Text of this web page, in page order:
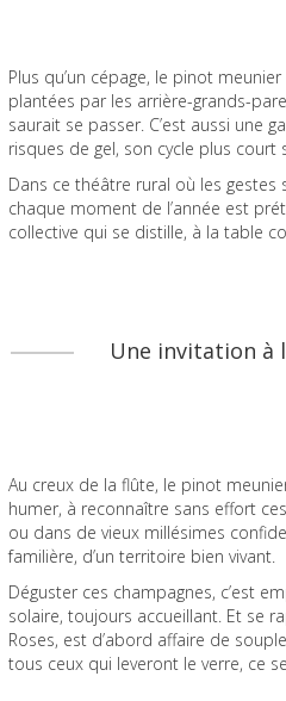
Plus qu’un cépage, le pinot
plantées par les arrière-grands-
saurait se passer. C’est aussi une
risques de gel, son cycle plus
Dans ce théâtre rural où les gestes
chaque moment de l’année est
collective qui se distille, à la table
Une invitation à
Au creux de la flûte, le pinot
humer, à reconnaître sans effort
ou dans de vieux millésimes
familière, d’un territoire bien vivant.
Déguster ces champagnes, c’est
solaire, toujours accueillant. Et se
Roses, est d’abord affaire de
tous ceux qui leveront le verre, ce